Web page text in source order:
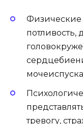
Физические
потливость,
тревогу,